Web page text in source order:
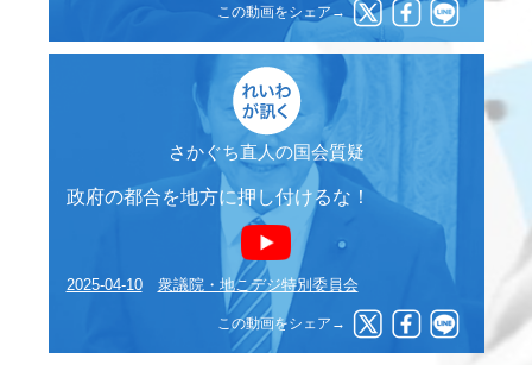
この動画をシェア→
さかぐち直人の国会質疑
政府の都合を地方に押し付けるな！
2025-04-10 衆議院・地こデジ特別委員会
この動画をシェア→